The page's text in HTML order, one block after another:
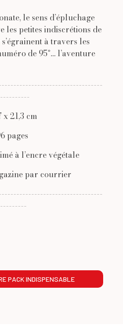
le sens d’épluchage
les petites indiscrétions de
à travers les
de 95°… l’aventure
x 21,3 cm
pages
à l’encre végétale
par courrier
PACK INDISPENSABLE